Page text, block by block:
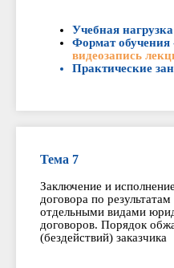
Учебная
Формат обучения
видеозапись
Практические
Тема 7
Заключение и
договора по
отдельными видами
договоров. Порядок
(бездействий) заказчика